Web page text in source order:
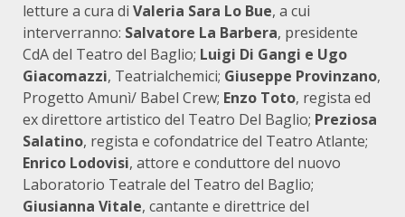
letture a cura di Valeria Sara Lo Bue, a cui
interverranno: Salvatore La Barbera, presidente
CdA del Teatro del Baglio; Luigi Di Gangi e Ugo
Giacomazzi, Teatrialchemici; Giuseppe Provinzano,
Progetto Amunì/ Babel Crew; Enzo Toto, regista ed
ex direttore artistico del Teatro Del Baglio; Preziosa
Salatino, regista e cofondatrice del Teatro Atlante;
Enrico Lodovisi, attore e conduttore del nuovo
Laboratorio Teatrale del Teatro del Baglio;
Giusianna Vitale, cantante e direttrice del